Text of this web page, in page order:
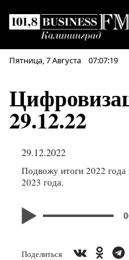
Пятница,7Августа 07:07:19
29.12.22
29.12.2022
Подвожу итоги 2022
2023 года.
Поделиться